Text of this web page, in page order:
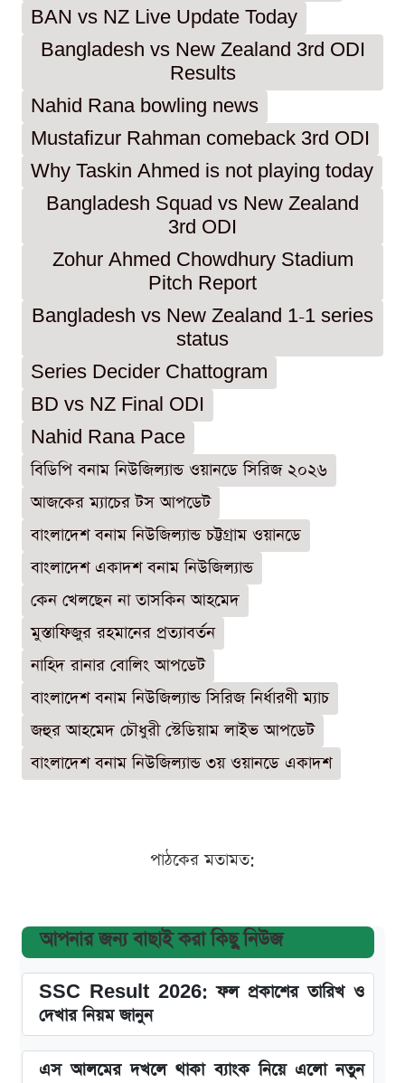
BAN vs NZ Live Update Today
Bangladesh vs New Zealand 3rd ODI
Results
Nahid Rana bowling news
Mustafizur Rahman comeback 3rd ODI
Why Taskin Ahmed is not playing today
Bangladesh Squad vs New Zealand
3rd ODI
Zohur Ahmed Chowdhury Stadium
Pitch Report
Bangladesh vs New Zealand 1-1 series
status
Series Decider Chattogram
BD vs NZ Final ODI
Nahid Rana Pace
বিডিপি বনাম নিউজিল্যান্ড ওয়ানডে সিরিজ ২০২৬
আজকের ম্যাচের টস আপডেট
বাংলাদেশ বনাম নিউজিল্যান্ড চট্টগ্রাম ওয়ানডে
বাংলাদেশ একাদশ বনাম নিউজিল্যান্ড
কেন খেলছেন না তাসকিন আহমেদ
মুস্তাফিজুর রহমানের প্রত্যাবর্তন
নাহিদ রানার বোলিং আপডেট
বাংলাদেশ বনাম নিউজিল্যান্ড সিরিজ নির্ধারণী ম্যাচ
জহুর আহমেদ চৌধুরী স্টেডিয়াম লাইভ আপডেট
বাংলাদেশ বনাম নিউজিল্যান্ড ৩য় ওয়ানডে একাদশ
পাঠকের মতামত:
আপনার জন্য বাছাই করা কিছু নিউজ
SSC Result 2026: ফল প্রকাশের তারিখ ও
দেখার নিয়ম জানুন
এস আলমের দখলে থাকা ব্যাংক নিয়ে এলো নতুন